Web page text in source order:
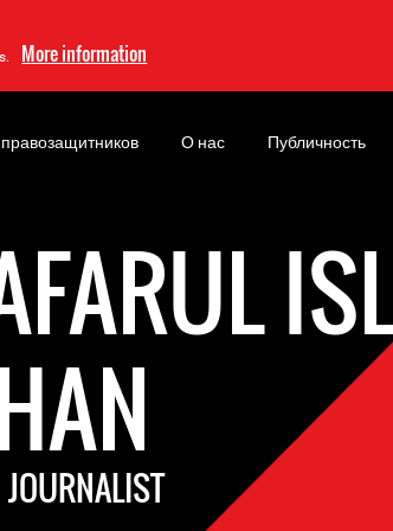
More information
О нас Публичность